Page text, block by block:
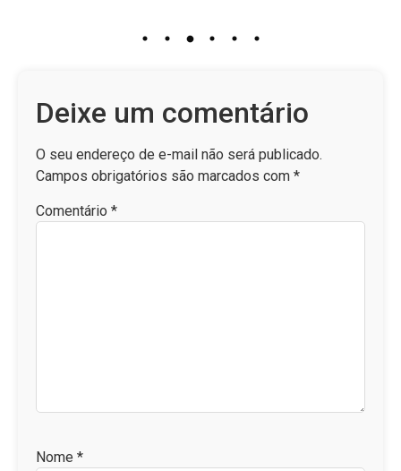
Deixe um comentário
O seu endereço de e-mail não será publicado.
Campos obrigatórios são marcados com *
Comentário *
Nome *